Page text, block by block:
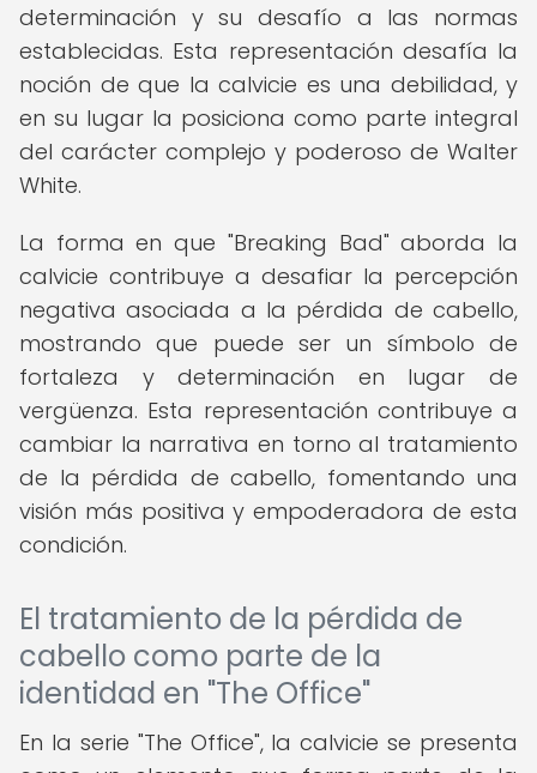
determinación y su desafío a las normas
establecidas. Esta representación desafía la
noción de que la calvicie es una debilidad, y
en su lugar la posiciona como parte integral
del carácter complejo y poderoso de Walter
White.
La forma en que "Breaking Bad" aborda la
calvicie contribuye a desafiar la percepción
negativa asociada a la pérdida de cabello,
mostrando que puede ser un símbolo de
fortaleza y determinación en lugar de
vergüenza. Esta representación contribuye a
cambiar la narrativa en torno al tratamiento
de la pérdida de cabello, fomentando una
visión más positiva y empoderadora de esta
condición.
El tratamiento de la pérdida de
cabello como parte de la
identidad en "The Office"
En la serie "The Office", la calvicie se presenta